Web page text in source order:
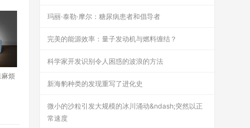
烦
玛丽·泰勒·摩尔：糖尿病患者和倡导者
完美的能源效率：量子发动机与燃料缠结？
科学家开发识别令人困惑的波浪的方法
新海豹种类的发现重写了进化史
微小的沙粒引发大规模的冰川涌动&ndash;突然以正
常速度